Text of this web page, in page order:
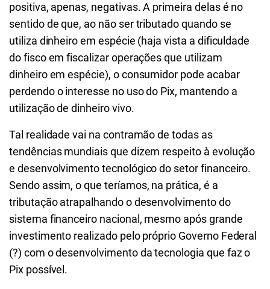
positiva, apenas, negativas. A primeira delas é no
sentido de que, ao não ser tributado quando se
utiliza dinheiro em espécie (haja vista a dificuldade
do fisco em fiscalizar operações que utilizam
dinheiro em espécie), o consumidor pode acabar
perdendo o interesse no uso do Pix, mantendo a
utilização de dinheiro vivo.
Tal realidade vai na contramão de todas as
tendências mundiais que dizem respeito à evolução
e desenvolvimento tecnológico do setor financeiro.
Sendo assim, o que teríamos, na prática, é a
tributação atrapalhando o desenvolvimento do
sistema financeiro nacional, mesmo após grande
investimento realizado pelo próprio Governo Federal
(?) com o desenvolvimento da tecnologia que faz o
Pix possível.